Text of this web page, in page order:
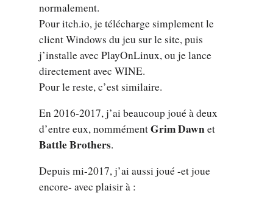
normalement.
Pour itch.io, je télécharge simplement le
client Windows du jeu sur le site, puis
j’installe avec PlayOnLinux, ou je lance
directement avec WINE.
Pour le reste, c’est similaire.
En 2016-2017, j’ai beaucoup joué à deux
d’entre eux, nommémentGrim Dawnet
Battle Brothers.
Depuis mi-2017, j’ai aussi joué -et joue
encore- avec plaisir à :